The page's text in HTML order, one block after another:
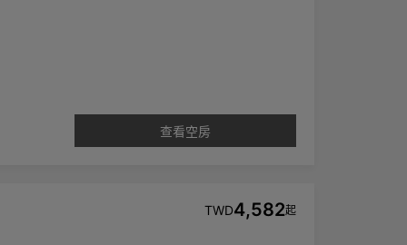
查看空房
TWD4,582起